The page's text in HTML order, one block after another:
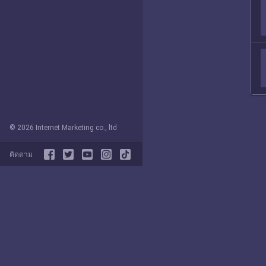
© 2026 Internet Marketing co., ltd
ติดตาม